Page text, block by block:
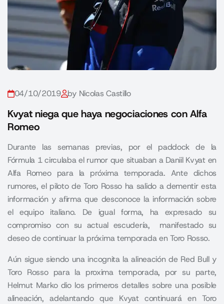
04/10/2019 by Nicolas Castillo
Kvyat niega que haya negociaciones con Alfa
Romeo
Durante las semanas previas, por el paddock de la
Fórmula 1 circulaba el rumor que situaban a Daniil Kvyat en
Alfa Romeo para la próxima temporada. Ante dichos
rumores, el piloto de Toro Rosso ha salido a dementir esta
información y afirma que desconoce la información sobre
el equipo italiano. De igual forma, ha expresado su
compromiso con su actual escudería, manifestado su
deseo de continuar la próxima temporada en Toro Rosso.
Aún sigue siendo una incognita la alineación de Red Bull y
Toro Rosso para la proxima temporada, por su parte,
Helmut Marko dio los primeros detalles sobre una posible
alineación, adelantando que Kvyat continuará en Toro